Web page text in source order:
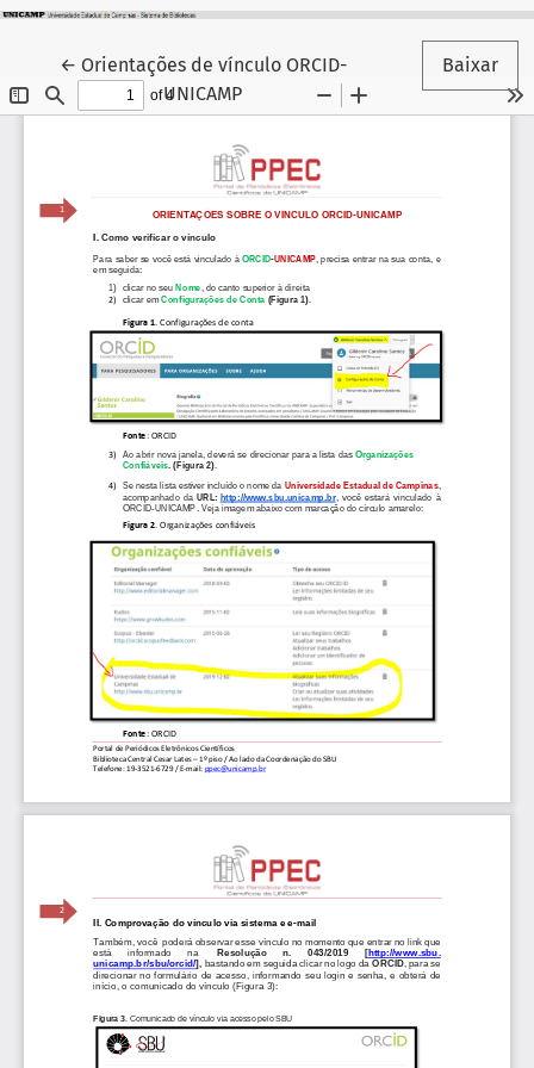
← Voltar aos Detalhes do Artigo
Orientações de vínculo ORCID-
UNICAMP
Baixar